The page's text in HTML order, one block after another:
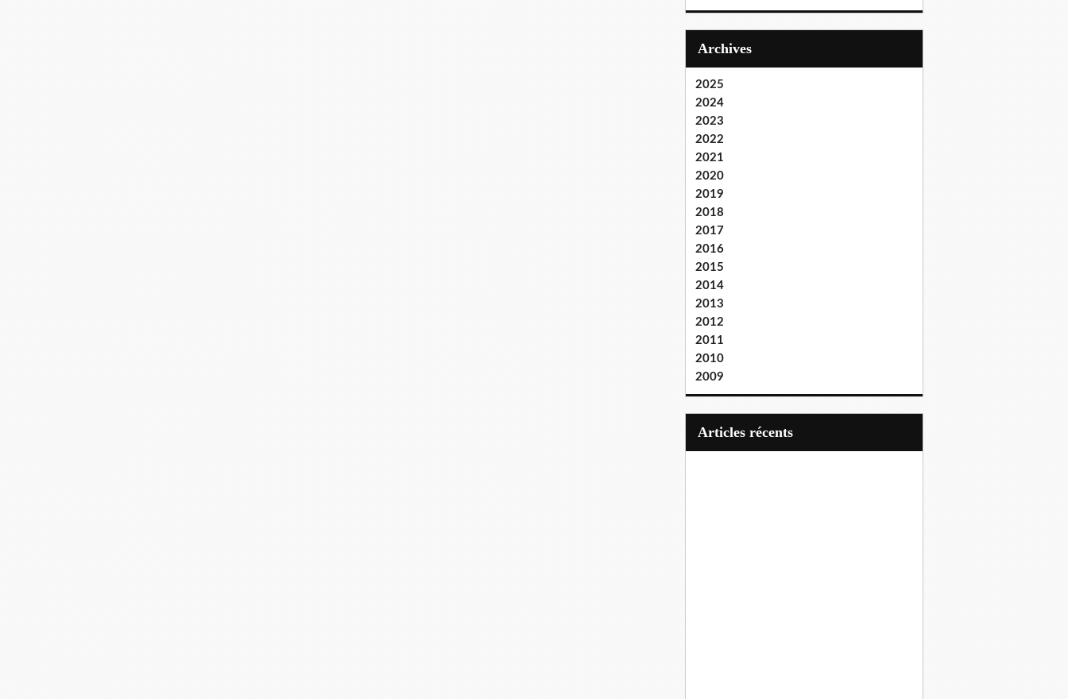
Archives
2025
2024
2023
2022
2021
2020
2019
2018
2017
2016
2015
2014
2013
2012
2011
2010
2009
articles récents